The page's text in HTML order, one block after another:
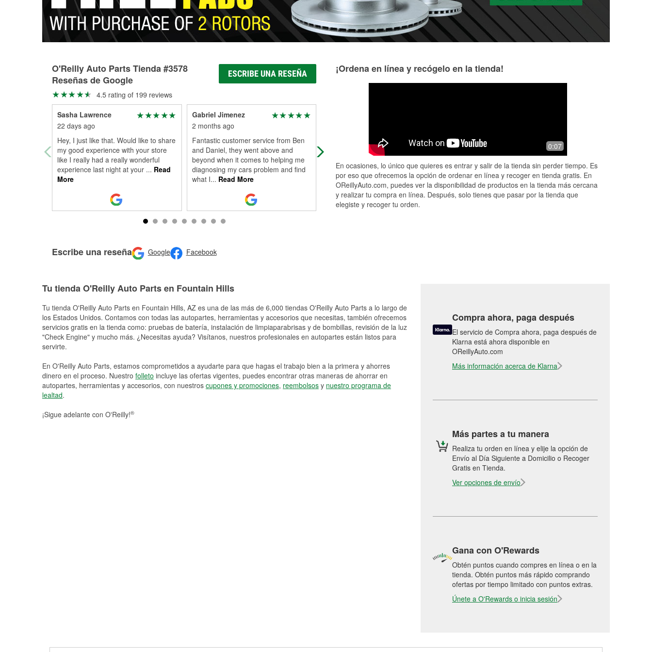
O'Reilly Auto Parts Tienda #3578
Reseñas de Google
ESCRIBE UNA RESEÑA
4.5 rating of 199 reviews
Sasha Lawrence
22 days ago
Hey, I just like that. Would like to share
my good experience with your store
like I really had a really wonderful
experience last night at your ... Read
More
Gabriel Jimenez
2 months ago
Fantastic customer service from Ben
and Daniel, they went above and
beyond when it comes to helping me
diagnosing my cars problem and find
what I... Read More
This is one of my favorite O’Reilly’s.
Brandi and Ben are usually the two I
friendly, respectful and helpful. ...Read
More
When ordering Auto parts from a store
this place always has what I need
or similar parts that get the job don...
Read More
Camry. What
Escribe una reseña Google Facebook
¡Ordena en línea y recógelo en la tienda!
0:07
En ocasiones, lo único que quieres es entrar y salir de la tienda sin perder tiempo. Es
por eso que ofrecemos la opción de ordenar en línea y recoger en tienda gratis. En
OReillyAuto.com, puedes ver la disponibilidad de productos en la tienda más cercana
y realizar tu compra en línea. Después, solo tienes que pasar por la tienda que
elegiste y recoger tu orden.
Tu tienda O'Reilly Auto Parts en Fountain Hills
Tu tienda O'Reilly Auto Parts en Fountain Hills, AZ es una de las más de 6,000 tiendas O'Reilly Auto Parts a lo largo de
los Estados Unidos. Contamos con todas las autopartes, herramientas y accesorios que necesitas, también ofrecemos
servicios gratis en la tienda como: pruebas de batería, instalación de limpiaparabrisas y de bombillas, revisión de la luz
"Check Engine" y mucho más. ¿Necesitas ayuda? Visítanos, nuestros profesionales en autopartes están listos para
servirte.
En O'Reilly Auto Parts, estamos comprometidos a ayudarte para que hagas el trabajo bien a la primera y ahorres
dinero en el proceso. Nuestro folleto incluye las ofertas vigentes, puedes encontrar otras maneras de ahorrar en
autopartes, herramientas y accesorios, con nuestros cupones y promociones, reembolsos y nuestro programa de
lealtad.
¡Sigue adelante con O'Reilly!®
Compra ahora, paga después
El servicio de Compra ahora, paga después de
Klarna está ahora disponible en
OReillyAuto.com
Más información acerca de Klarna
Más partes a tu manera
Realiza tu orden en línea y elije la opción de
Envío al Día Siguiente a Domicilio o Recoger
Gratis en Tienda.
Ver opciones de envío
Gana con O'Rewards
Obtén puntos cuando compres en línea o en la
tienda. Obtén puntos más rápido comprando
ofertas por tiempo limitado con puntos extras.
Únete a O'Rewards o inicia sesión